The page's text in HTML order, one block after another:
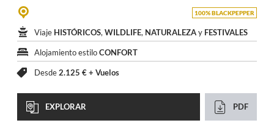
100% BLACKPEPPER
Viaje HISTÓRICOS,WILDLIFE, NATURALEZAy FESTIVALES
Alojamiento estiloCONFORT
Desde2.125 € + Vuelos
EXPLORAR PDF